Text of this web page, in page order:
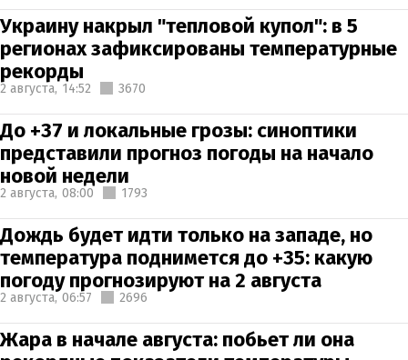
Украину накрыл "тепловой купол": в 5
регионах зафиксированы температурные
рекорды
2 августа, 14:52 3670
До +37 и локальные грозы: синоптики
представили прогноз погоды на начало
новой недели
2 августа, 08:00 1793
Дождь будет идти только на западе, но
температура поднимется до +35: какую
погоду прогнозируют на 2 августа
2 августа, 06:57 2696
Жара в начале августа: побьет ли она